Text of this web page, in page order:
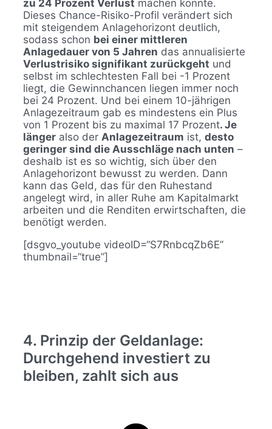
zu 24 Prozent Verlust machen konnte.
Dieses Chance-Risiko-Profil verändert sich
mit steigendem Anlagehorizont deutlich,
sodass schon bei einer mittleren
Anlagedauer von 5 Jahren das annualisierte
Verlustrisiko signifikant zurückgeht und
selbst im schlechtesten Fall bei -1 Prozent
liegt, die Gewinnchancen liegen immer noch
bei 24 Prozent. Und bei einem 10-jährigen
Anlagezeitraum gab es mindestens ein Plus
von 1 Prozent bis zu maximal 17 Prozent. Je
länger also der Anlagezeitraum ist, desto
geringer sind die Ausschläge nach unten –
deshalb ist es so wichtig, sich über den
Anlagehorizont bewusst zu werden. Dann
kann das Geld, das für den Ruhestand
angelegt wird, in aller Ruhe am Kapitalmarkt
arbeiten und die Renditen erwirtschaften, die
benötigt werden.
[dsgvo_youtube videoID=“S7RnbcqZb6E”
thumbnail=“true”]
4. Prinzip der Geldanlage:
Durchgehend investiert zu
bleiben, zahlt sich aus